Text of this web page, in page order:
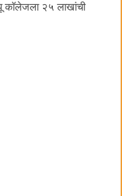
कॉलेजला २५ लाखांची